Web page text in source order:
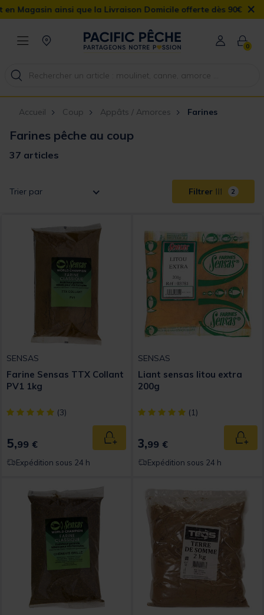
la Livraison Domicile offerte dès 90€ ×
0
Accueil Coup Appâts / Amorces Farines
Farines pêche au coup
37 articles
Trier par Filtrer 2
SENSAS
Farine Sensas TTX Collant
PV1 1kg
[object Object] out of 5 Customer Rating
(3)
5,99 € Ajouter au panier
Expédition sous 24 h
SENSAS
Liant sensas litou extra
200g
[object Object] out of 5
(1)
3,99 €
Expédition sous 24 h